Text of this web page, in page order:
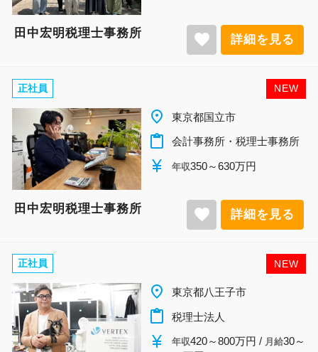
田中宏明税理士事務所 favorite 詳細を見る
NEW
正社員
place 東京都国立市
content_paste 会計事務所・税理士事務所
currency_yen 年収350～630万円
田中宏明税理士事務所 favorite 詳細を見る
NEW
正社員
place 東京都八王子市
content_paste 税理士法人
currency_yen 年収420～800万円 / 月給30～